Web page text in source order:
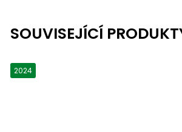
SOUVISEJÍCÍ
2024